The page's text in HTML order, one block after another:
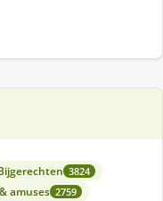
3824
amuses 2759